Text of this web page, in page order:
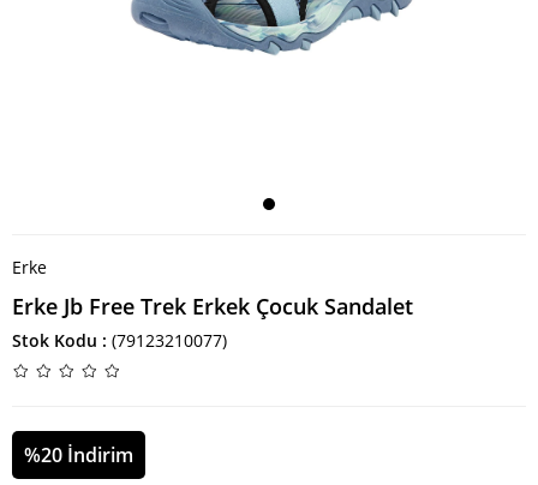
Erke
Erke Jb Free Trek Erkek Çocuk Sandalet
Stok Kodu (79123210077)
%20 İndirim